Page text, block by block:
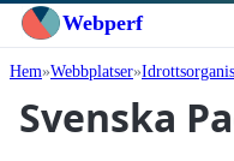
Webperf
Hem Webbplatser
Svenska